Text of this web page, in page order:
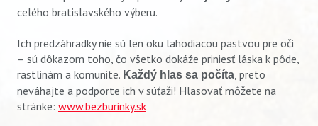
celého bratislavského výberu.
Ich predzáhradky nie sú len oku lahodiacou pastvou pre oči
– sú dôkazom toho, čo všetko dokáže priniesť láska k pôde,
rastlinám a komunite. Každý hlas sa počíta, preto
neváhajte a podporte ich v súťaži! Hlasovať môžete na
stránke: www.bezburinky.sk